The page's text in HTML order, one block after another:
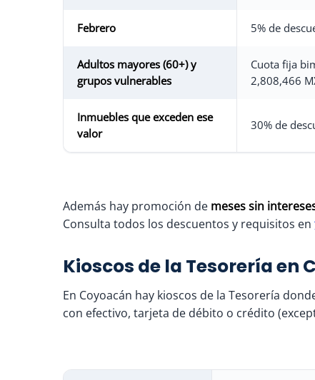
Febrero 5% de
Adultos mayores (60+) y
grupos vulnerables
Cuota fija
2,808,466
Inmuebles que exceden ese
valor
30% de
Además hay promoción de meses sin
Consulta todos los descuentos y requisitos en
Kioscos de la Tesorería en
En Coyoacán hay kioscos de la Tesorería
con efectivo, tarjeta de débito o crédito